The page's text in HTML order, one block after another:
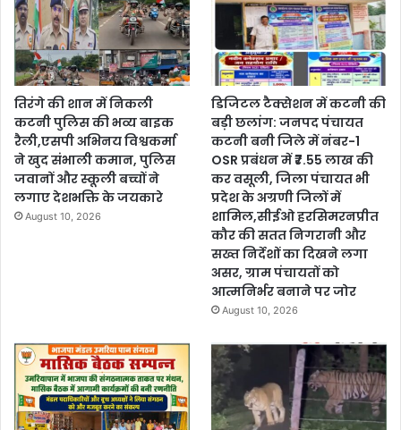
तिरंगे की शान में निकली
कटनी पुलिस की भव्य बाइक
रैली,एसपी अभिनय विश्वकर्मा
ने खुद संभाली कमान, पुलिस
जवानों और स्कूली बच्चों ने
लगाए देशभक्ति के जयकारे
August 10, 2026
डिजिटल टैक्सेशन में कटनी की
बड़ी छलांग: जनपद पंचायत
कटनी बनी जिले में नंबर-1
OSR प्रबंधन में ₹7.55 लाख की
कर वसूली, जिला पंचायत भी
प्रदेश के अग्रणी जिलों में
शामिल,सीईओ हरसिमरनप्रीत
कौर की सतत निगरानी और
सख्त निर्देशों का दिखने लगा
असर, ग्राम पंचायतों को
आत्मनिर्भर बनाने पर जोर
August 10, 2026